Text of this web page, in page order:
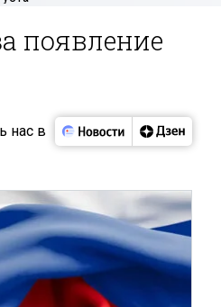
появление
нас в